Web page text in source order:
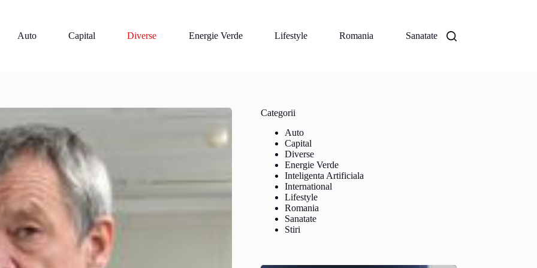
Auto
Capital Diverse Energie Verde Lifestyle Romania Sanatate
Categorii
Auto
Capital
Diverse
Energie Verde
Inteligenta Artificiala
International
Lifestyle
Romania
Sanatate
Stiri